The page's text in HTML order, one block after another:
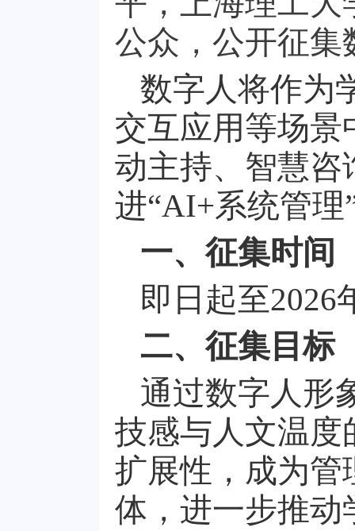
公众，公开征集
数字人将作为
交互应用等场
动主持、智慧咨
进“AI+系统管理
一、征集时间
即日起至2026
二、征集目标
通过数字人形
技感与人文温度
扩展性，成为管
体，进一步推动